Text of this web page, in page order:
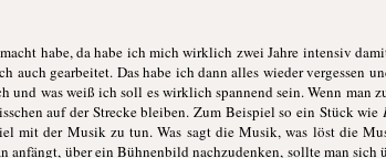
habe, da habe ich mich wirklich zwei Jahre intensiv
auch gearbeitet. Das habe ich dann alles wieder vergessen
und was weiß ich soll es wirklich spannend sein. Wenn man
auf der Strecke bleiben. Zum Beispiel so ein Stück wie
mit der Musik zu tun. Was sagt die Musik, was löst die
über ein Bühnenbild nachzudenken, sollte man sich